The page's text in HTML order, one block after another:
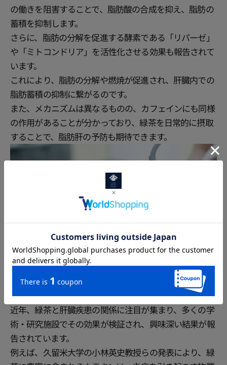
の働きを阻害することで、脂肪酸の合成を抑え、脂肪の
蓄積を抑制します。
さらに、脂肪の分解を促進する酵素である「リパーゼ」
や「ミトコンドリア」を活性化させる効果も報告されて
います。
これにより、脂肪の分解や燃焼が促進され、肝臓内での
脂肪蓄積の抑制に繋がるのです。
また、メカニズムは異なるものの、カフェインにも同様
の作用があることが分かっており、緑茶を日常的に摂取
することで、脂肪肝の予防も期待できます。
最新研究でわかった驚きの効果
近年、緑茶と肝臓疾患の関係に注目が集まり、多くの学
術・研究施設でその効果が検証され、興味深い結果が報
告されています。
例えば、久留米大学の小林英史教授らの発表により、緑